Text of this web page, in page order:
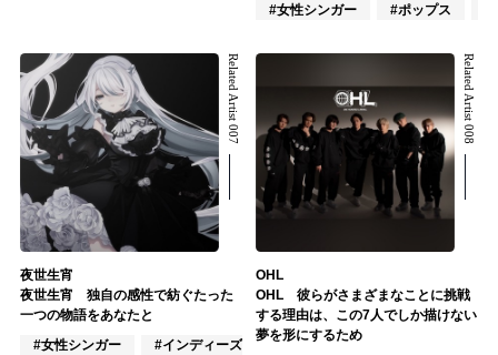
#女性シンガー
#ポップス
Related Artist 007
夜世生宵
夜世生宵 独自の感性で紡ぐたった
一つの物語をあなたと
#女性シンガー
#インディーズ #VTuber/VSinger
Related Artist 008
OHL
OHL 彼らがさまざまなことに挑戦
する理由は、この7人でしか描けない
夢を形にするため